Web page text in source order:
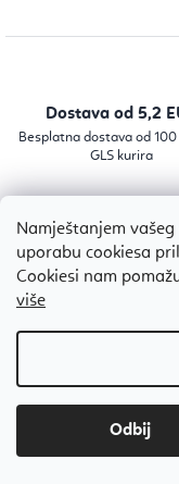
Namještanjem
uporabu cookiesa
Cookiesi nam
više
Odbij
Dostava od 5,2
Besplatna dostava od 100
GLS kurira
Isporuka
4-5 radnih dana